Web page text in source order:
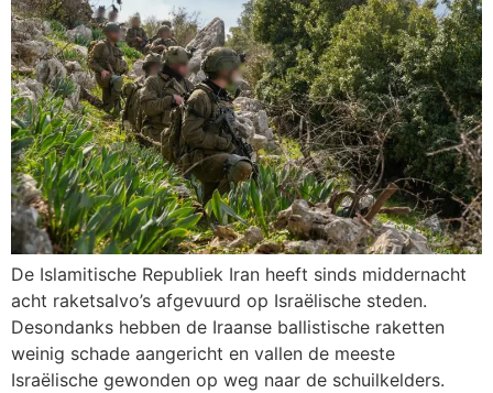
De Islamitische Republiek Iran heeft sinds middernacht
acht raketsalvo’s afgevuurd op Israëlische steden.
Desondanks hebben de Iraanse ballistische raketten
weinig schade aangericht en vallen de meeste
Israëlische gewonden op weg naar de schuilkelders.